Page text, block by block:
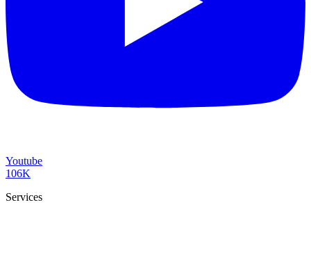
Youtube
106K
Services